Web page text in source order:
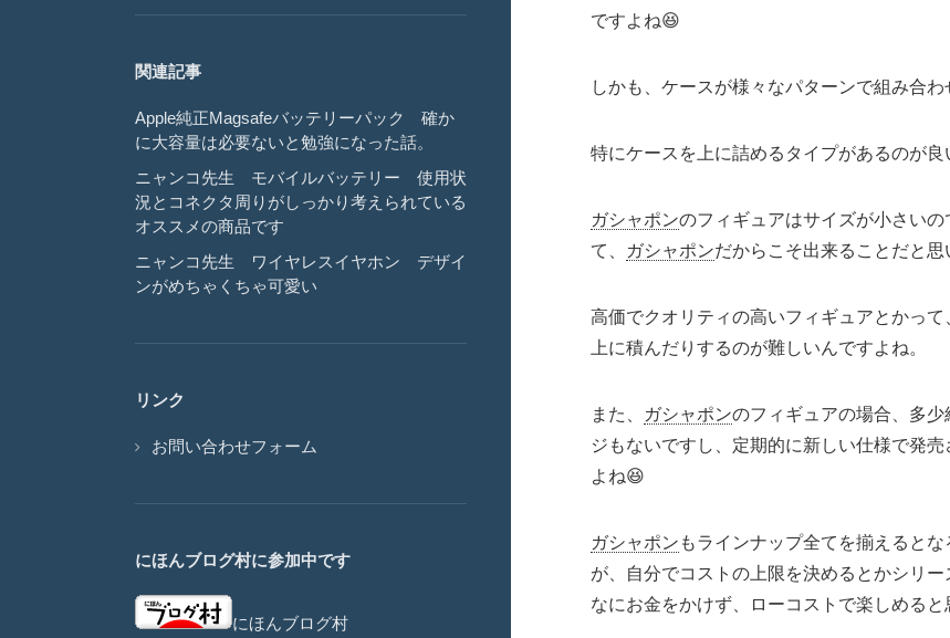
ですよね😆
しかも、ケースが様々なパターンで組み合
特にケースを上に詰めるタイプがあるのが良
ガシャポンのフィギュアはサイズが小さい
て、
ガシャポンだからこそ出来ることだと思
高価でクオリティの高いフィギュアとかっ
上に積んだりするのが難しいんですよね。
また、 ガシャポンのフィギュアの場合、多
ジもないですし、定期的に新しい仕様で発
よね😆
ガシャポン もラインナップ全てを揃えると
が、自分でコストの上限を決めるとかシリ
なにお金をかけず、ローコストで楽しめると
関連記事
Apple純正Magsafeバッテリーパック 確か
に大容量は必要ないと勉強になった話。
ニャンコ先生 モバイルバッテリー 使用状
況とコネクタ周りがしっかり考えられている
オススメの商品です
ニャンコ先生 ワイヤレスイヤホン デザイ
ンがめちゃくちゃ可愛い
リンク
お問い合わせフォーム
にほんブログ村に参加中です
にほんブログ村